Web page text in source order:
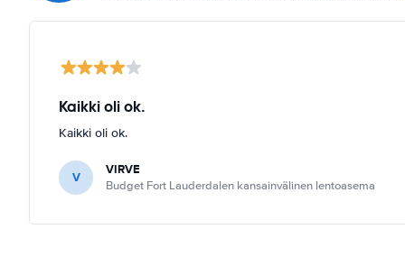
Kaikki oli ok.
Kaikki oli ok.
V VIRVE
Budget Fort Lauderdalen kansainvälinen lentoasema